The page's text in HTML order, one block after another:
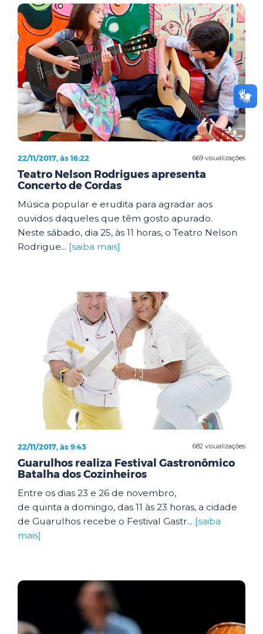
669 visualizações
22/11/2017, às 16:22
Teatro Nelson Rodrigues apresenta
Concerto de Cordas
Música popular e erudita para agradar aos
ouvidos daqueles que têm gosto apurado.
Neste sábado, dia 25, às 11 horas, o Teatro Nelson
Rodrigue... [saiba mais]
682 visualizações
22/11/2017, às 9:43
Guarulhos realiza Festival Gastronômico
Batalha dos Cozinheiros
Entre os dias 23 e 26 de novembro,
de quinta a domingo, das 11 às 23 horas, a cidade
de Guarulhos recebe o Festival Gastr... [saiba
mais]